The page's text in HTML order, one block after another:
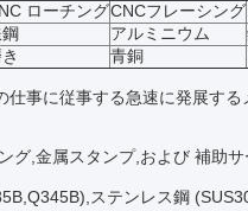
ローチングCNCフレーシング
アルミニウム
青銅
事に従事する急速に発展す
グ,金属スタンプ,および 補助
ステンレス鋼